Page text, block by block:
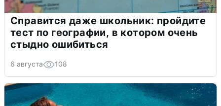
Справится даже школьник: пройдите
тест по географии, в котором очень
стыдно ошибиться
6 августа 108